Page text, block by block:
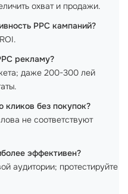
охват и продажи.
PPC кампаний?
рекламу?
даже 200-300 лей
кликов без покупок?
не соответствуют
эффективен?
аудитории; протестируйте